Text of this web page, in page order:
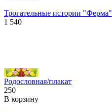
Трогательные истории "Ферма"
1 540
Родословная/плакат
250
В корзину